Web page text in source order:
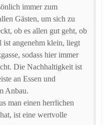
immer zum
Gästen, um sich zu
ob es allen gut geht, ob
ist angenehm klein, liegt
sodass hier immer
Die Nachhaltigkeit ist
an Essen und
Anbau.
man einen herrlichen
ist eine wertvolle